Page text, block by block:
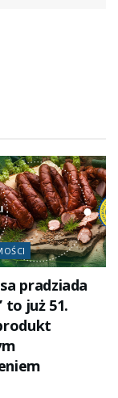
pradziada
to już 51.